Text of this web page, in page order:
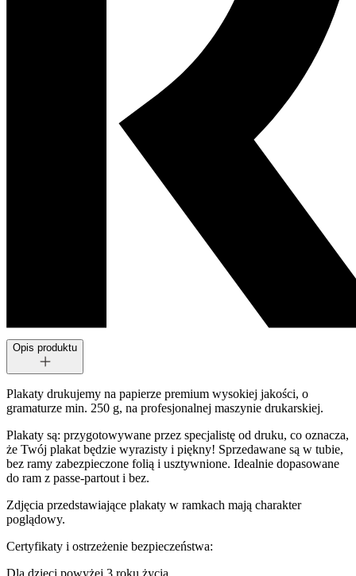
Opis produktu
Plakaty drukujemy na papierze premium wysokiej jakości, o
gramaturze min. 250 g, na profesjonalnej maszynie drukarskiej.
Plakaty są: przygotowywane przez specjalistę od druku, co oznacza,
że Twój plakat będzie wyrazisty i piękny! Sprzedawane są w tubie,
bez ramy zabezpieczone folią i usztywnione. Idealnie dopasowane
do ram z passe-partout i bez.
Zdjęcia przedstawiające plakaty w ramkach mają charakter
poglądowy.
Certyfikaty i ostrzeżenie bezpieczeństwa:
Dla dzieci powyżej 3 roku życia.